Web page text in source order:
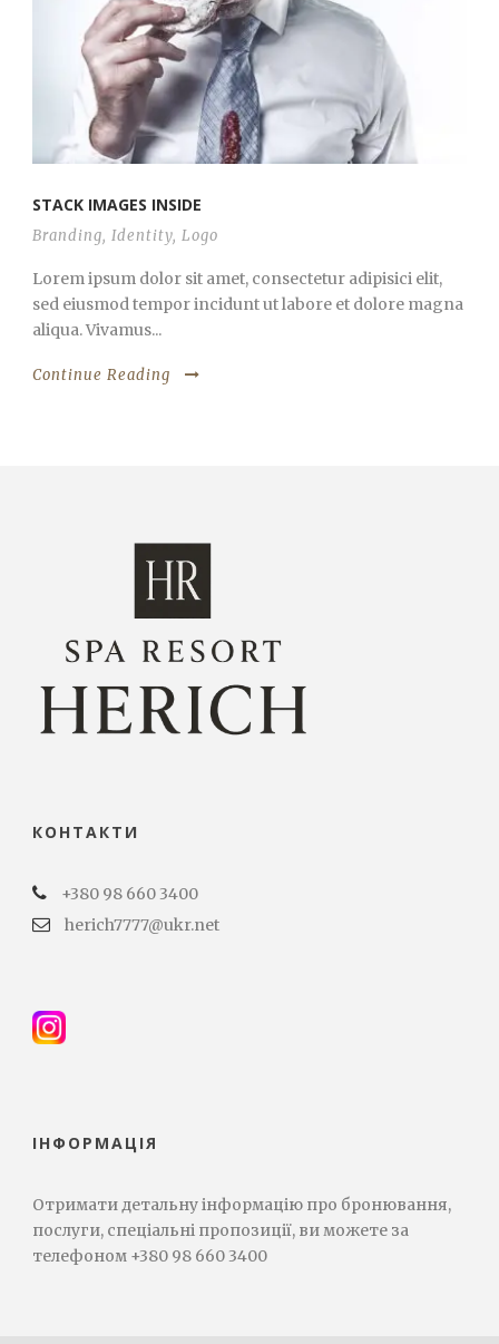
STACK IMAGES INSIDE
Branding, Identity, Logo
Lorem ipsum dolor sit amet, consectetur adipisici elit,
sed eiusmod tempor incidunt ut labore et dolore magna
aliqua. Vivamus...
Continue Reading
КОНТАКТИ
+380 98 660 3400
herich7777@ukr.net
ІНФОРМАЦІЯ
Отримати детальну інформацію про бронювання,
послуги, спеціальні пропозиції, ви можете за
телефоном +380 98 660 3400